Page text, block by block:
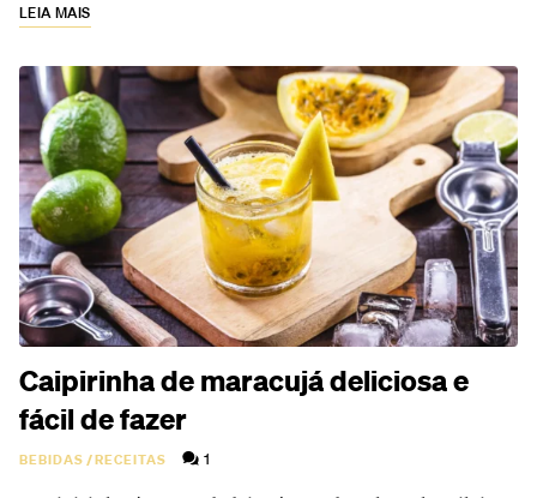
LEIA MAIS
Caipirinha de maracujá deliciosa e
fácil de fazer
BEBIDAS/RECEITAS 1